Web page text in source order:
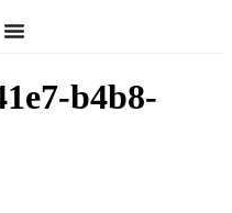
b4b8-